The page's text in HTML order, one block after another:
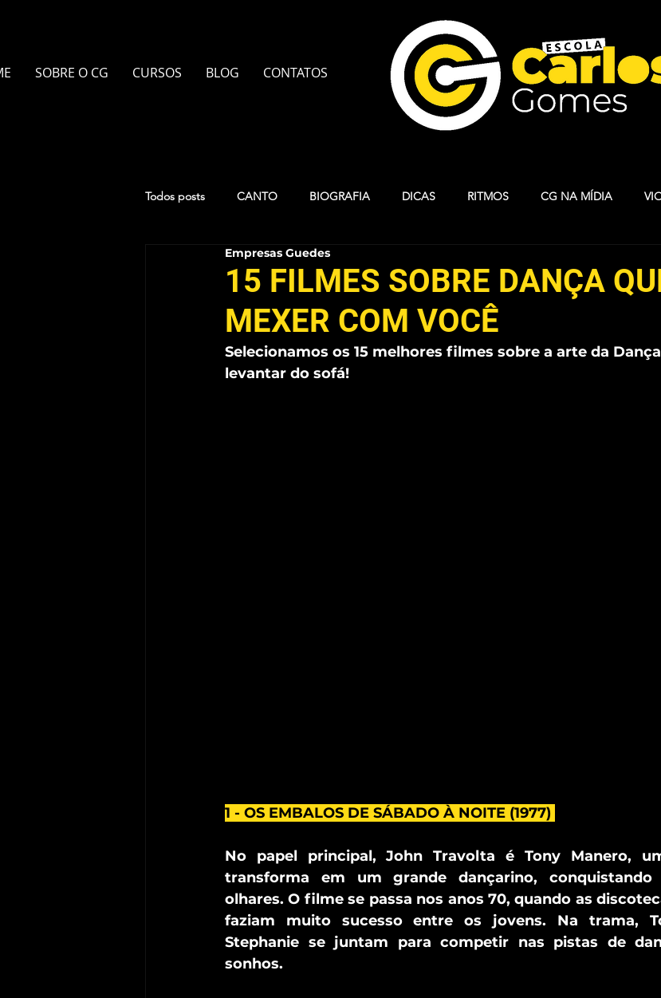
SOBRE O CG CURSOS BLOG CONTATOS
Todos posts CANTO BIOGRAFIA DICAS RITMOS CG NA MÍDIA
PIANO PILATES
PINTURA EM AQUARELA TECLADO
15 FILMES SOBRE DANÇA
MEXER COM VOCÊ
Empresas Guedes
Selecionamos os 15 melhores filmes sobre a arte da
levantar do sofá!
1 - OS EMBALOS DE SÁBADO À NOITE (1977)
No papel principal, John Travolta é Tony Manero,
transforma em um grande dançarino,
olhares. O filme se passa nos anos 70, quando as
faziam muito sucesso entre os jovens. Na trama,
Stephanie se juntam para competir nas pistas de
sonhos.